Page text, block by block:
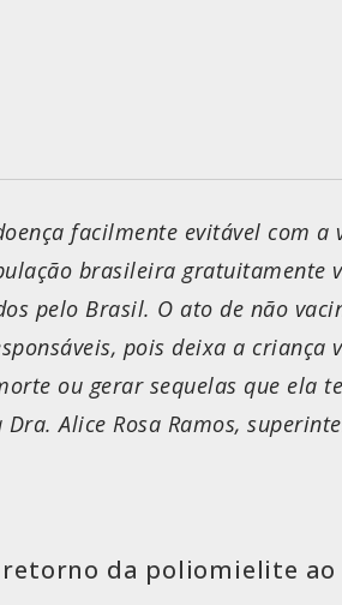
facilmente evitável com
brasileira gratuitamente
pelo Brasil. O ato de não
pois deixa a criança
ou gerar sequelas que ela
Alice Rosa Ramos,
da poliomielite ao